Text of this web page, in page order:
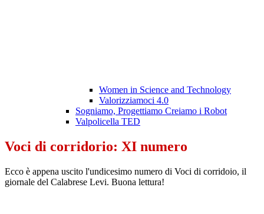
Women in Science and Technology
Valorizziamoci 4.0
Sogniamo, Progettiamo Creiamo i Robot
Valpolicella TED
Voci di corridorio: XI numero
Ecco è appena uscito l'undicesimo numero di Voci di corridoio, il
giornale del Calabrese Levi. Buona lettura!